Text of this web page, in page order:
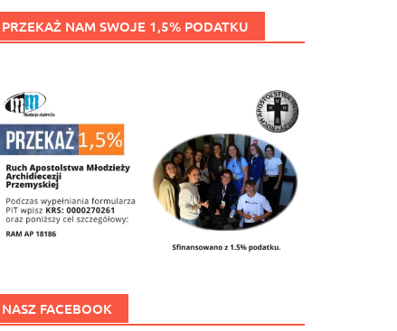
PRZEKAŻ NAM SWOJE 1,5% PODATKU
NASZ FACEBOOK